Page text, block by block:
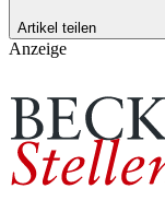
Artikel teilen
Anzeige